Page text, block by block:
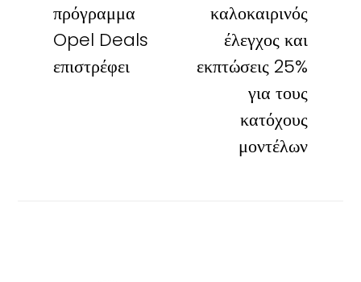
πρόγραμμα
Opel Deals
επιστρέφει
καλοκαιρινός
έλεγχος και
εκπτώσεις 25%
για τους
κατόχους
μοντέλων